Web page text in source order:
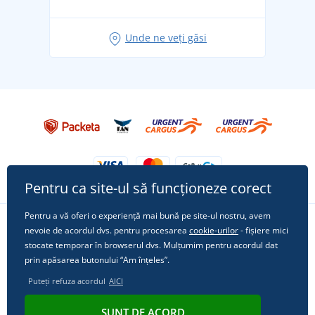
Tricoul preferat City în rol principal: ținute pentru
Unde ne veți găsi
Urmărește-ne pe rețelele sociale
© 2011 - 2026, Dual Trade s.r.o. | Din punct de vedere tehnic oferă
Pentru ca site-ul să funcționeze corect
Pentru a vă oferi o experiență mai bună pe site-ul nostru, avem
nevoie de acordul dvs. pentru procesarea cookie-urilor- fișiere mici
stocate temporar în browserul dvs. Mulțumim pentru acordul dat
prin apăsarea butonului “Am înțeles”.
Puteți refuza acordul AICI
SUNT DE ACORD